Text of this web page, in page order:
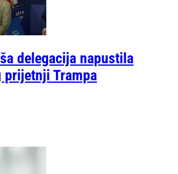
delegacija napustila
prijetnji Trampa